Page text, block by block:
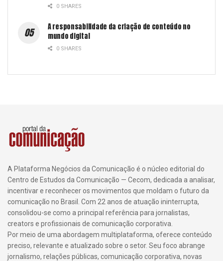
0 SHARES
A responsabilidade da criação de conteúdo no
mundo digital
0 SHARES
A Plataforma Negócios da Comunicação é o núcleo editorial do
Centro de Estudos da Comunicação — Cecom, dedicada a analisar,
incentivar e reconhecer os movimentos que moldam o futuro da
comunicação no Brasil. Com 22 anos de atuação ininterrupta,
consolidou-se como a principal referência para jornalistas,
creators e profissionais de comunicação corporativa.
Por meio de uma abordagem multiplataforma, oferece conteúdo
preciso, relevante e atualizado sobre o setor. Seu foco abrange
jornalismo, relações públicas, comunicação corporativa, novas